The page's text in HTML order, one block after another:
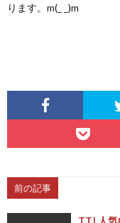
ります。m(_ _)m
前の記事
TTJ 人